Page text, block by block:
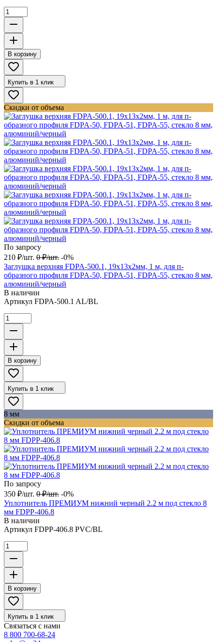
В корзину
Купить в 1 клик
Скидки от объема
По запросу
210 ₽/шт. 0 ₽/шт. -0%
Заглушка верхняя FDPA-500.1, 19х13х2мм, 1 м, для п-
образного профиля FDPA-50, FDPA-51, FDPA-55, стекло 8 мм,
алюминий/черный
В наличии
Артикул FDPA-500.1 AL/BL
В корзину
Купить в 1 клик
8 мм
Скидки от объема
По запросу
350 ₽/шт. 0 ₽/шт. -0%
Уплотнитель ПРЕМИУМ нижний черный 2.2 м под стекло 8
мм FDPP-406.8
В наличии
Артикул FDPP-406.8 PVC/BL
В корзину
Купить в 1 клик
Связаться с нами
8 800 700-68-24